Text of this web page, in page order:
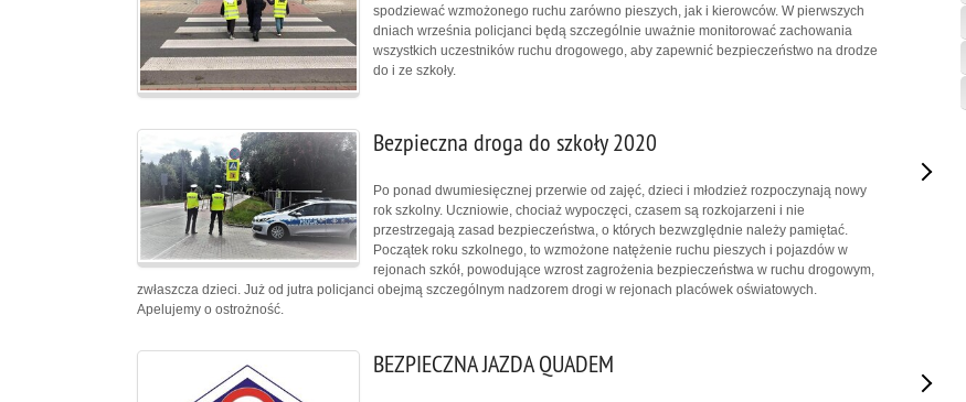
spodziewać wzmożonego ruchu zarówno pieszych, jak i kierowców. W pierwszych
dniach września policjanci będą szczególnie uważnie monitorować zachowania
wszystkich uczestników ruchu drogowego, aby zapewnić bezpieczeństwo na drodze
do i ze szkoły.
Bezpieczna droga do szkoły 2020
Po ponad dwumiesięcznej przerwie od zajęć, dzieci i młodzież rozpoczynają nowy
rok szkolny. Uczniowie, chociaż wypoczęci, czasem są rozkojarzeni i nie
przestrzegają zasad bezpieczeństwa, o których bezwzględnie należy pamiętać.
Początek roku szkolnego, to wzmożone natężenie ruchu pieszych i pojazdów w
rejonach szkół, powodujące wzrost zagrożenia bezpieczeństwa w ruchu drogowym,
zwłaszcza dzieci. Już od jutra policjanci obejmą szczególnym nadzorem drogi w rejonach placówek oświatowych.
Apelujemy o ostrożność.
BEZPIECZNA JAZDA QUADEM